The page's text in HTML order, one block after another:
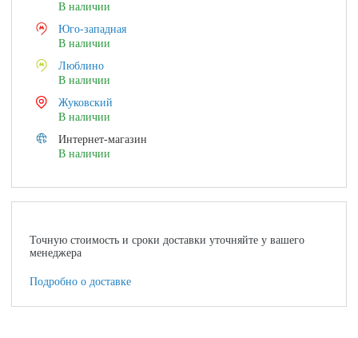
В наличии
Юго-западная
В наличии
Люблино
В наличии
Жуковский
В наличии
Интернет-магазин
В наличии
Точную стоимость и сроки доставки уточняйте у вашего
менеджера
Подробно о доставке